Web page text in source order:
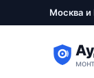
Москва и